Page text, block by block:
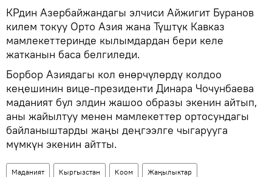
КРдин Азербайжандагы элчиси Айжигит Буранов
килем токуу Орто Азия жана Түштүк Кавказ
мамлекеттеринде кылымдардан бери келе
жатканын баса белгиледи.
Борбор Азиядагы кол өнөрчүлөрдү колдоо
кеңешинин вице-президенти Динара Чочунбаева
маданият бул элдин жашоо образы экенин айтып,
аны жайылтуу менен мамлекеттер ортосундагы
байланыштарды жаңы деңгээлге чыгарууга
мүмкүн экенин айтты.
Маданият Кыргызстан Коом Жаңылыктар